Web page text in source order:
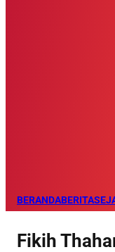
BERANDABERITA
Fikih